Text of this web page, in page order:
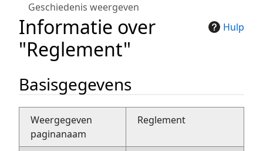
Geschiedenis weergeven
Hulp
Informatie over
"Reglement"
Basisgegevens
Weergegeven
paginanaam
Reglement